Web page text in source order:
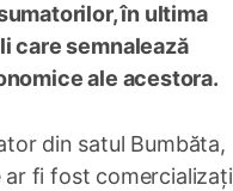
în ultima
care semnalează
ale acestora.
din satul Bumbăta,
ar fi fost comercializați